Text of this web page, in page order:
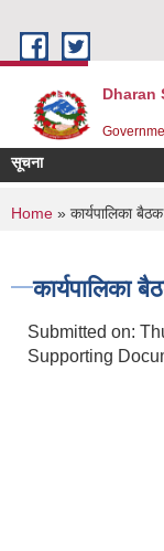
Dharan
सूचना
You are
Home » कार्यपालिका
कार्यपालिका
Submitted on:
Supporting